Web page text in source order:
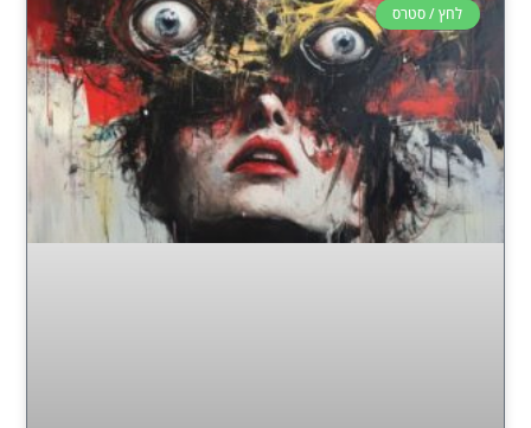
לחץ / סטרס